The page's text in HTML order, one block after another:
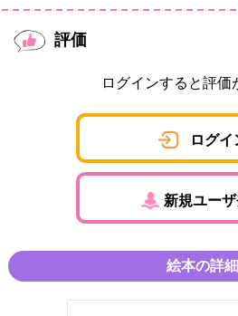
評価
ログインすると評価
ログイ
新規ユー
絵本の詳細